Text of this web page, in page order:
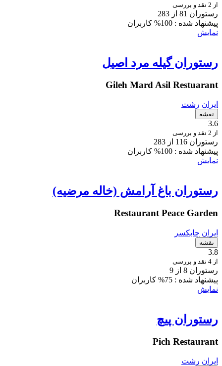
از 2 نقد و بررسی
رستوران 81 از 283
پیشنهاد شده : 100% کاربران
نمایش
رستوران گیله مرد اصیل
Gileh Mard Asil Restuarant
ایران رشت
نقشه
3.6
از 2 نقد و بررسی
رستوران 116 از 283
پیشنهاد شده : 100% کاربران
نمایش
رستوران باغ آرامش (خاله مرضیه)
Restaurant Peace Garden
ایران چابکسر
نقشه
3.8
از 4 نقد و بررسی
رستوران 8 از 9
پیشنهاد شده : 75% کاربران
نمایش
رستوران پیچ
Pich Restaurant
ایران رشت